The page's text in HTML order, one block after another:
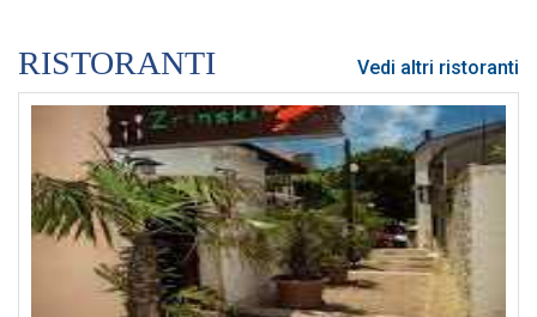
RISTORANTI Vedi altri ristoranti